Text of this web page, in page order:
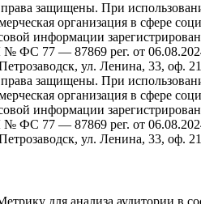
защищены. При
организация в сфере
информации
ФС 77 — 87869 рег. от
ул. Ленина, 33, оф.
защищены. При
организация в сфере
информации
ФС 77 — 87869 рег. от
ул. Ленина, 33, оф.
для анализа аудитории в